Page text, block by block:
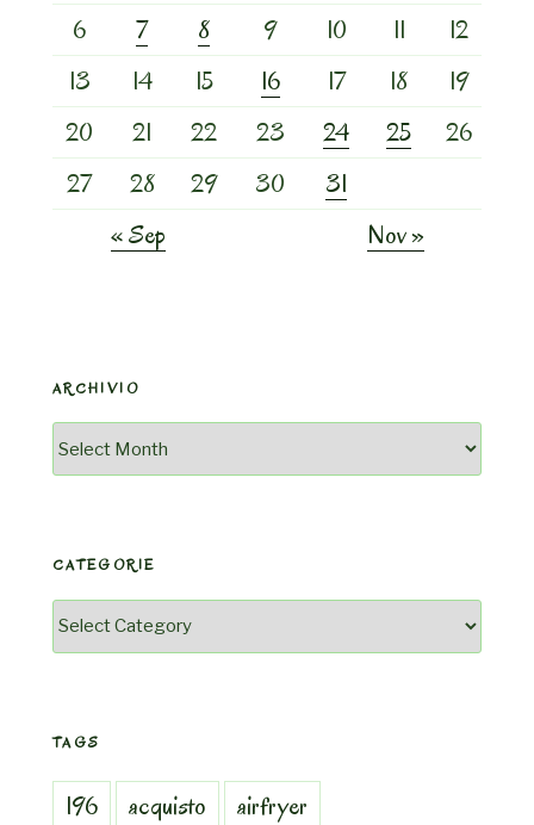
6
7 8 9 10 11
12
13
14 15 16 17 18
19
20
21 22 23 24 25
26
27
28 29 30
31
« Sep
Nov »
ARCHIVIO
Archivio
CATEGORIE
Categorie
TAGS
196 acquisto
airfryer